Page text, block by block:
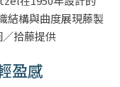
結構與曲度展現藤製
拾藤提供
盈感